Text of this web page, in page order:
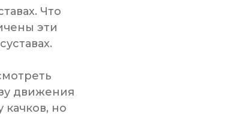
Что
эти
движения
качков, но